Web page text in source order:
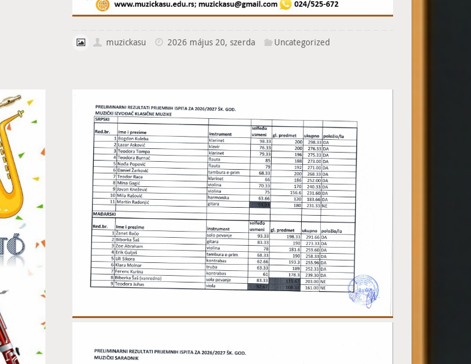
muzickasu 2026 május 20, szerda Uncategorized